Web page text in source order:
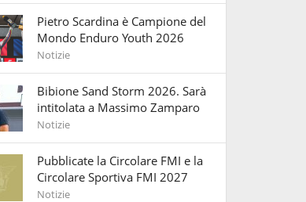
Pietro Scardina è Campione del
Mondo Enduro Youth 2026
Notizie
Bibione Sand Storm 2026. Sarà
intitolata a Massimo Zamparo
Notizie
Pubblicate la Circolare FMI e la
Circolare Sportiva FMI 2027
Notizie